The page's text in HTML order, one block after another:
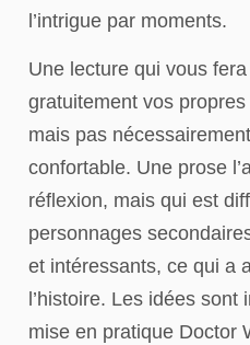
l’intrigue par moments.
Une lecture qui vous
gratuitement vos
mais pas
confortable. Une prose
réflexion, mais qui est
personnages
et intéressants, ce qui a
l’histoire. Les idées
mise en pratique Doctor